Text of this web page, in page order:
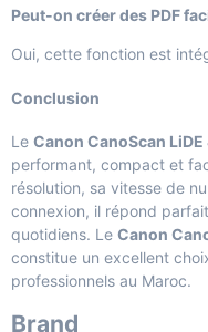
Peut-on créer des PDF
Oui, cette fonction est
Conclusion
Le Canon CanoScan
performant, compact et
résolution, sa vitesse de
connexion, il répond
quotidiens. Le Canon
constitue un excellent
professionnels au Maroc.
Brand